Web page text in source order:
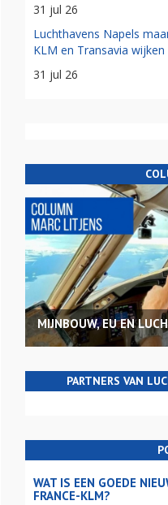
31 jul 26
Luchthavens Napels
KLM en Transavia wijken
31 jul 26
MIJNBOUW, EU EN
PARTNERS VAN
WAT IS EEN GOEDE
FRANCE-KLM?